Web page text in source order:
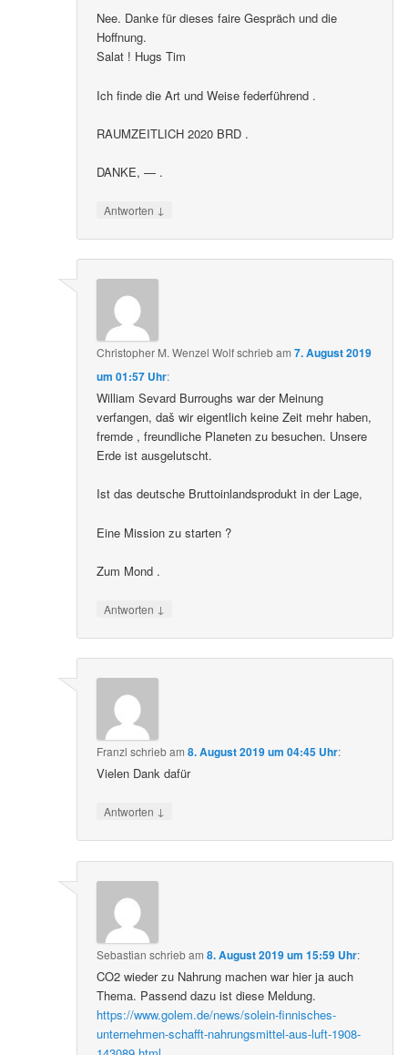
Nee. Danke für dieses faire Gespräch und die
Hoffnung.
Salat ! Hugs Tim
Ich finde die Art und Weise federführend .
RAUMZEITLICH 2020 BRD .
DANKE, — .
Antworten ↓
Christopher M. Wenzel Wolfschriebam7. August 2019
um 01:57 Uhr:
William Sevard Burroughs war der Meinung
verfangen, daš wir eigentlich keine Zeit mehr haben,
fremde , freundliche Planeten zu besuchen. Unsere
Erde ist ausgelutscht.
Ist das deutsche Bruttoinlandsprodukt in der Lage,
Eine Mission zu starten ?
Zum Mond .
Antworten ↓
Franzl schriebam8. August 2019 um 04:45 Uhr:
Vielen Dank dafür
Antworten ↓
Sebastian schriebam8. August 2019 um 15:59 Uhr:
CO2 wieder zu Nahrung machen war hier ja auch
Thema. Passend dazu ist diese Meldung.
https://www.golem.de/news/solein-finnisches-
unternehmen-schafft-nahrungsmittel-aus-luft-1908-